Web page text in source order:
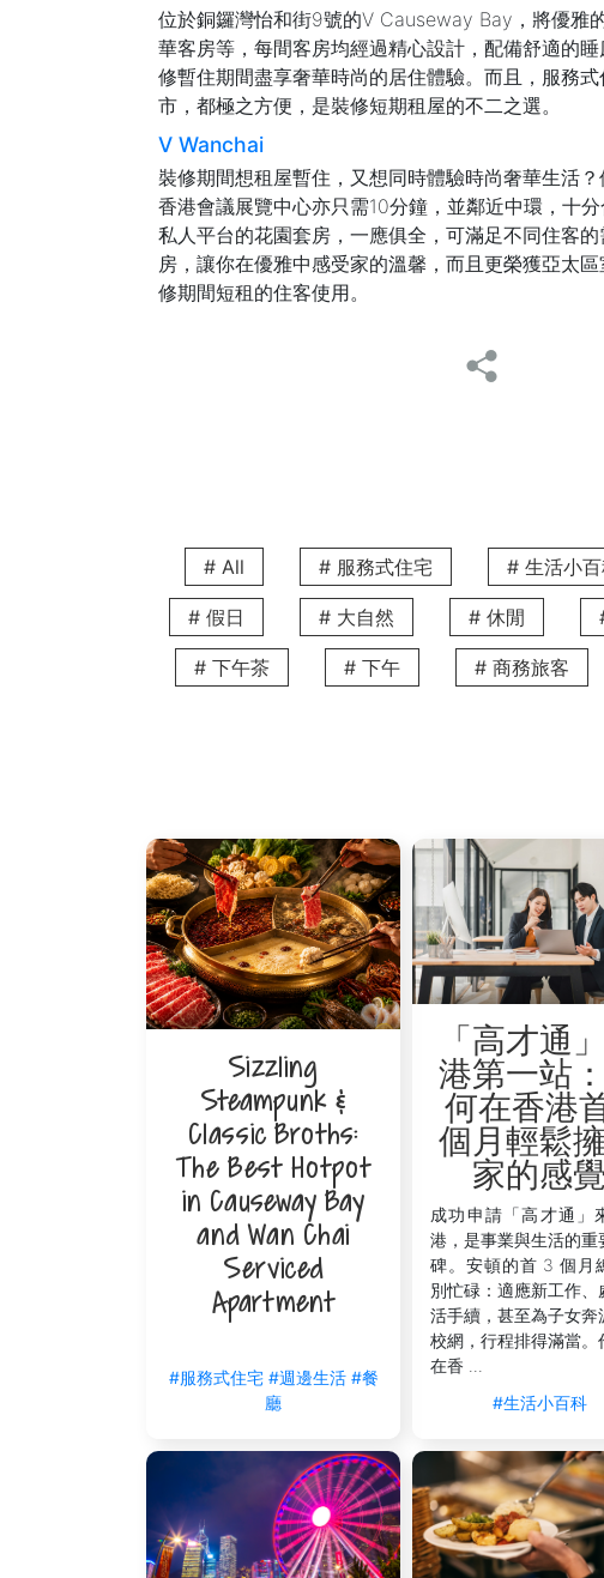
位於銅鑼灣怡和街9號的V Causeway Bay，將優雅
華客房等，每間客房均經過精心設計，配備舒適的
修暫住期間盡享奢華時尚的居住體驗。而且，服務
市，都極之方便，是裝修短期租屋的不二之選。
V Wanchai
裝修期間想租屋暫住，又想同時體驗時尚奢華生活
香港會議展覽中心亦只需10分鐘，並鄰近中環，十
私人平台的花園套房，一應俱全，可滿足不同住客
房，讓你在優雅中感受家的溫馨，而且更榮獲亞太
修期間短租的住客使用。
生活。
V Happy Valley
跑馬地自成一偶，毗鄰銅鑼灣與灣仔，既可享城
寬敞舒適的一房及兩房套房，部分單位配有露台及
鮮食材，為家人準備暖心家常菜。如果不想下廚，
我們明白家居裝修常會遇到進度變動，因此 The V
程進度商討續租安排。建議您在預訂時先與我們的
惱。
Q2：我有一家大細和大量生活雜物，哪一個
如果您是家庭客群，我們推薦 V Causeway Bay 2
至兩房的大型單位，擁有充足的起居空間。此外，
日常用品，確保家庭成員在過渡期內依然住得從容舒
Q3：如果我在裝修期間因工作需要頻繁往返
位於西九龍廣東道535號的 The Lodge by V坐擁西
的地理位置，讓往返內地及大灣區主要城市變得輕
利，無論是北上商務往來、一站直達中環，還是飛
Q4：為什麼服務式住宅的地理位置對裝修住客
裝修期間，頻繁往返舊居監工與選購建材是極大的
位於灣仔謝斐道180號的
V Wanchai，步行 3
位於銅鑼灣怡和街 9 號的 V Causeway Bay，
鄰近港鐵站，讓您在忙碌的裝修期內，依然
位於西九龍廣東道535號的The Lodge by V
選物料並即時回現場跟進進度。
# All # 服務式住宅 # 生活小
# 假日 # 大自然 # 休閒
# 下午茶 # 下午 # 商務旅客
Sizzling
Steampunk &
Classic Broths:
The Best Hotpot
in Causeway Bay
and Wan Chai
Serviced
Apartment
#服務式住宅 #週邊生活 #餐
廳
「高才通
港第一站
何在香港
個月輕鬆
家的感覺
成功申請「高才通」
港，是事業與生活的重
碑。安頓的首 3 個月
別忙碌：適應新工作、
活手續，甚至為子女奔
校網，行程排得滿當。
在香 ...
#生活小百科